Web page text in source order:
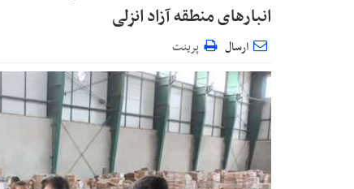
انبارهای منطقه آزاد انزلی
ارسال پرینت